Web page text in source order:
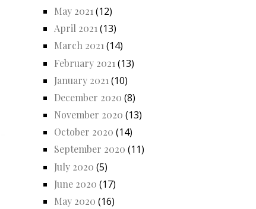
May 2021 (12)
April 2021 (13)
March 2021(14)
February 2021 (13)
January 2021 (10)
December 2020 (8)
November 2020 (13)
October 2020 (14)
September 2020 (11)
July 2020 (5)
June 2020 (17)
May 2020 (16)